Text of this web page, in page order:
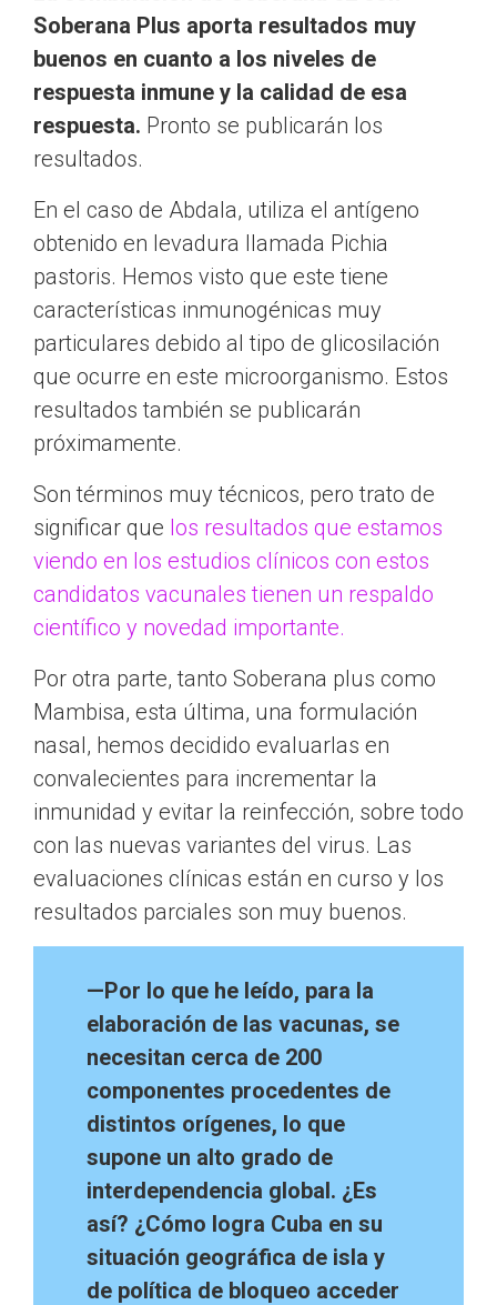
Soberana Plus aporta resultados muy
buenos en cuanto a los niveles de
respuesta inmune y la calidad de esa
respuesta. Pronto se publicarán los
resultados.
En el caso de Abdala, utiliza el antígeno
obtenido en levadura llamada Pichia
pastoris. Hemos visto que este tiene
características inmunogénicas muy
particulares debido al tipo de glicosilación
que ocurre en este microorganismo. Estos
resultados también se publicarán
próximamente.
Son términos muy técnicos, pero trato de
significar que los resultados que estamos
viendo en los estudios clínicos con estos
candidatos vacunales tienen un respaldo
científico y novedad importante.
Por otra parte, tanto Soberana plus como
Mambisa, esta última, una formulación
nasal, hemos decidido evaluarlas en
convalecientes para incrementar la
inmunidad y evitar la reinfección, sobre todo
con las nuevas variantes del virus. Las
evaluaciones clínicas están en curso y los
resultados parciales son muy buenos.
—Por lo que he leído, para la
elaboración de las vacunas, se
necesitan cerca de 200
componentes procedentes de
distintos orígenes, lo que
supone un alto grado de
interdependencia global. ¿Es
así? ¿Cómo logra Cuba en su
situación geográfica de isla y
de política de bloqueo acceder